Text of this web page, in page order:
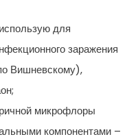
для
заражения
Вишневскому),
микрофлоры
компонентами –